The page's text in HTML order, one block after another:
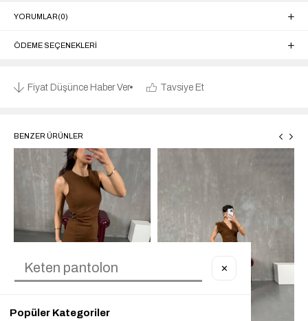
YORUMLAR(0)
ÖDEME SEÇENEKLERI
Fiyat Düşünce Haber Ver Tavsiye Et
BENZER ÜRÜNLER
✕
Popüler Kategoriler